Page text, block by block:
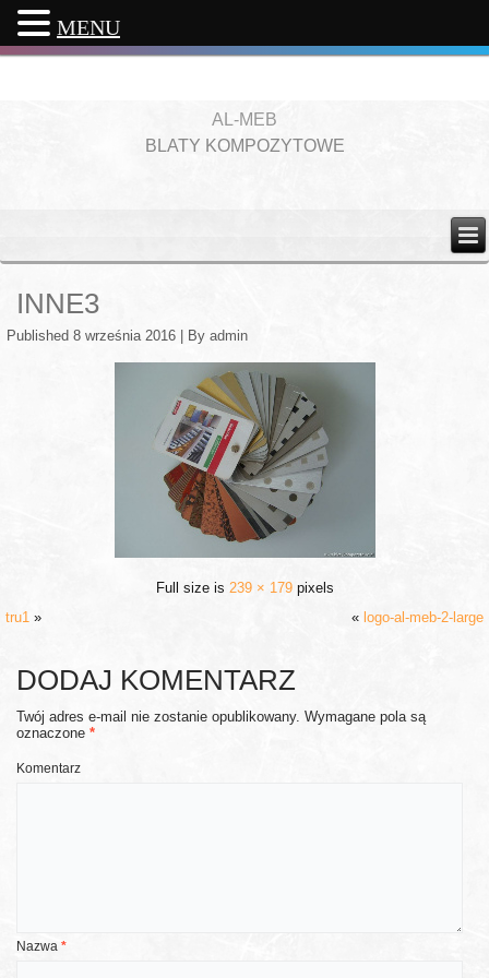
AL-MEB
BLATY KOMPOZYTOWE
INNE3
Published 8 września 2016 By admin
Full size is 239 × 179pixels
tru1 » « logo-al-meb-2-large
DODAJ KOMENTARZ
Twój adres e-mail nie zostanie opublikowany. Wymagane pola są
oznaczone*
Komentarz
Nazwa*
MENU